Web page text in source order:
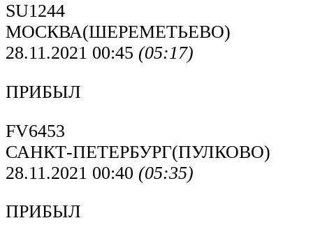
SU1244
МОСКВА(ШЕРЕМЕТЬЕВО)
28.11.2021 00:45 (05:17)
ПРИБЫЛ
FV6453
САНКТ-ПЕТЕРБУРГ(ПУЛКОВО)
28.11.2021 00:40 (05:35)
ПРИБЫЛ